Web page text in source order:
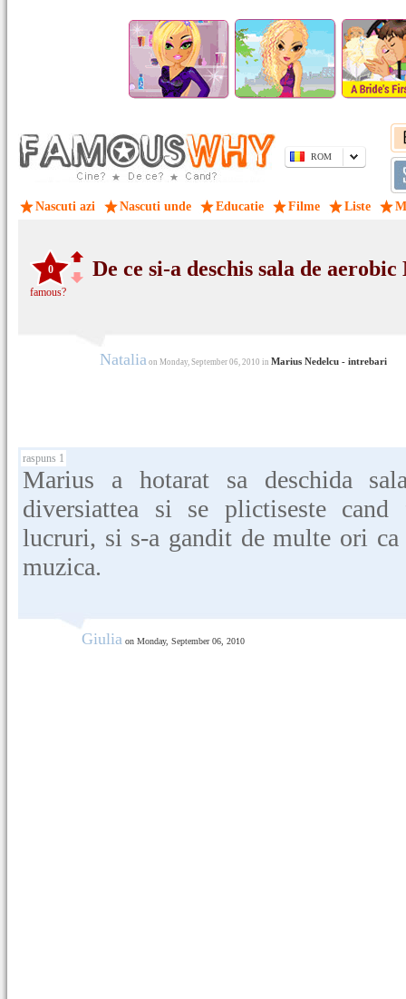
ROM
Nascuti azi Nascuti unde Educatie Filme Liste
0
famous?
De ce si-a deschis sala de
Natalia on Monday, September 06, 2010 in Marius Nedelcu - intrebari
raspuns 1
Marius a hotarat sa deschida
diversiattea si se plictiseste cand
lucruri, si s-a gandit de multe ori ca
muzica.
Giulia on Monday, September 06, 2010